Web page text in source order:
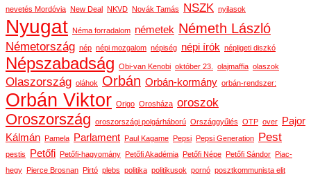
nevetés Mordóvia New Deal NKVD Novák Tamás NSZK nyilasok
Nyugat Néma forradalom németek Németh László
Németország nép népi mozgalom népiség népi írók népligeti diszkó
Népszabadság Obi-van Kenobi október 23. olajmaffia olaszok
Olaszország oláhok Orbán Orbán-kormány orbán-rendszer:
Orbán Viktor Origo Orosháza oroszok
Oroszország oroszországi polgárháború Országgyűlés OTP over
Pajor
Kálmán
Pamela Parlament Paul Kagame Pepsi Pepsi Generation Pest
pestis Petőfi Petőfi-hagyomány Petőfi Akadémia Petőfi Népe Petőfi Sándor
Piac-
hegy
Pierce Brosnan Pirtó plebs politika politikusok pornó posztkommunista elit